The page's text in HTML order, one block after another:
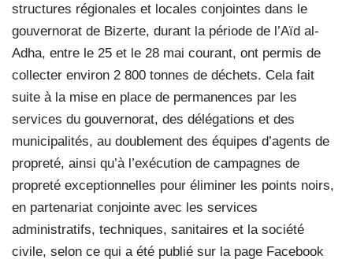
structures régionales et locales conjointes dans le
gouvernorat de Bizerte, durant la période de l’Aïd al-
Adha, entre le 25 et le 28 mai courant, ont permis de
collecter environ 2 800 tonnes de déchets. Cela fait
suite à la mise en place de permanences par les
services du gouvernorat, des délégations et des
municipalités, au doublement des équipes d’agents de
propreté, ainsi qu’à l’exécution de campagnes de
propreté exceptionnelles pour éliminer les points noirs,
en partenariat conjointe avec les services
administratifs, techniques, sanitaires et la société
civile, selon ce qui a été publié sur la page Facebook